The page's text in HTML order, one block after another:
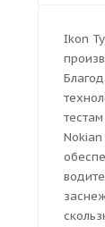
Ikon
Nokian